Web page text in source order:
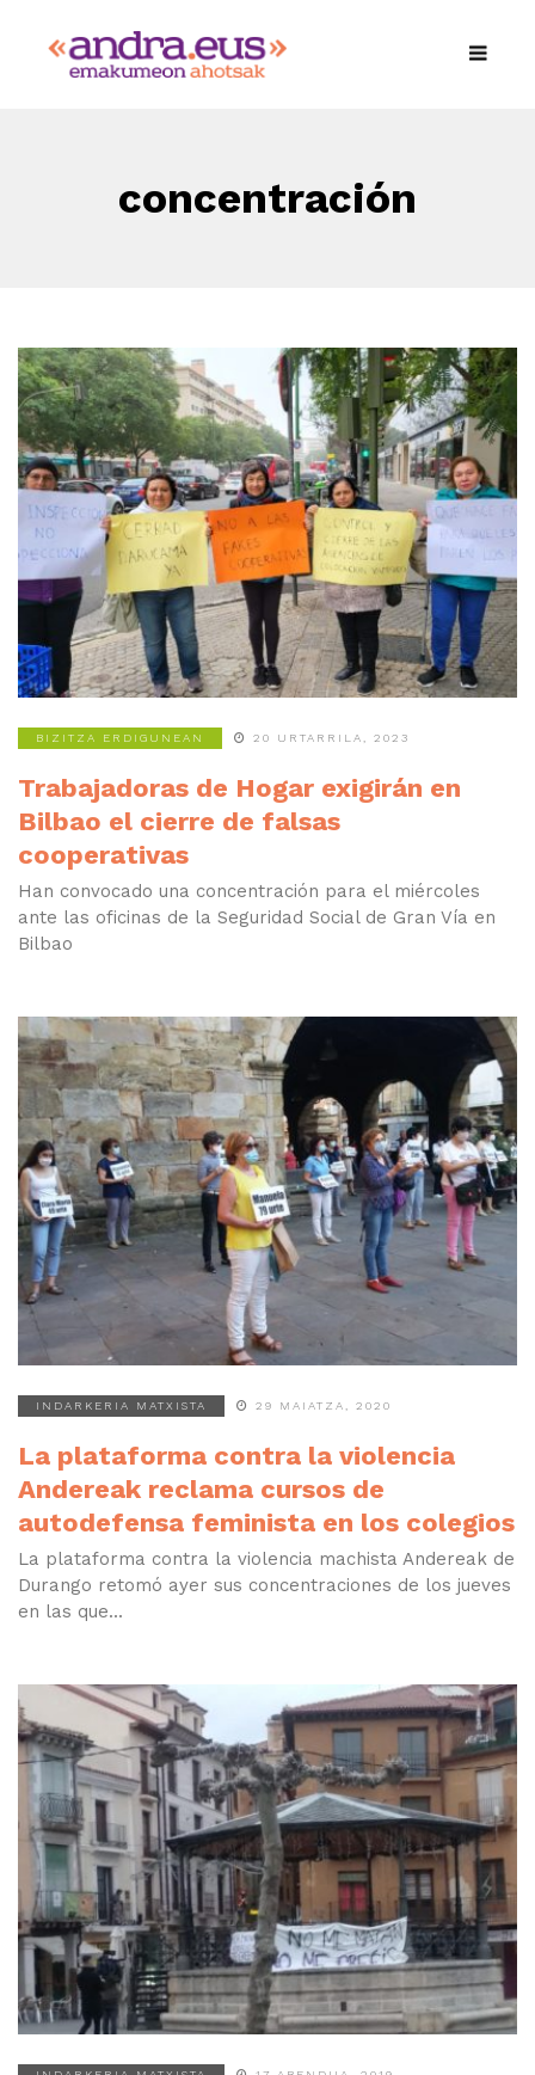
concentración
BIZITZA ERDIGUNEAN 20 URTARRILA, 2023
Trabajadoras de Hogar exigirán en
Bilbao el cierre de falsas
cooperativas
Han convocado una concentración para el miércoles
ante las oficinas de la Seguridad Social de Gran Vía en
Bilbao
INDARKERIA MATXISTA 29 MAIATZA, 2020
La plataforma contra la violencia
Andereak reclama cursos de
autodefensa feminista en los colegios
La plataforma contra la violencia machista Andereak de
Durango retomó ayer sus concentraciones de los jueves
en las que...